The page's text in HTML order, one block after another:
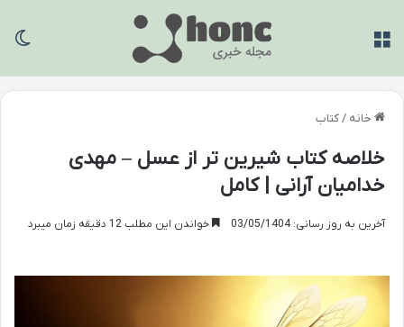
خانه /کتاب
خلاصه کتاب شیرین تر از عسل – مهدی
خدامیان آرانی | کامل
آخرین به روز رسانی: 03/05/1404 خواندن این مطلب 12 دقیقه زمان میبرد